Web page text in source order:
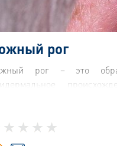
рог
рог – это